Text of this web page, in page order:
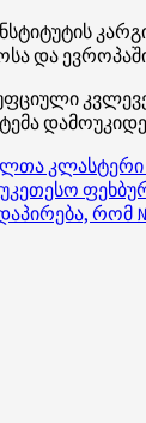
და
კლასტერი